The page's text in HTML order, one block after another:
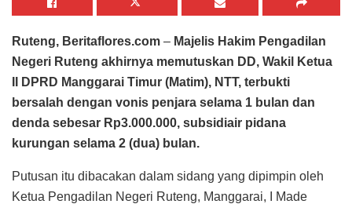
Ruteng, Beritaflores.com – Majelis Hakim Pengadilan
Negeri Ruteng akhirnya memutuskan DD, Wakil Ketua
II DPRD Manggarai Timur (Matim), NTT, terbukti
bersalah dengan vonis penjara selama 1 bulan dan
denda sebesar Rp3.000.000, subsidiair pidana
kurungan selama 2 (dua) bulan.
Putusan itu dibacakan dalam sidang yang dipimpin oleh
Ketua Pengadilan Negeri Ruteng, Manggarai, I Made